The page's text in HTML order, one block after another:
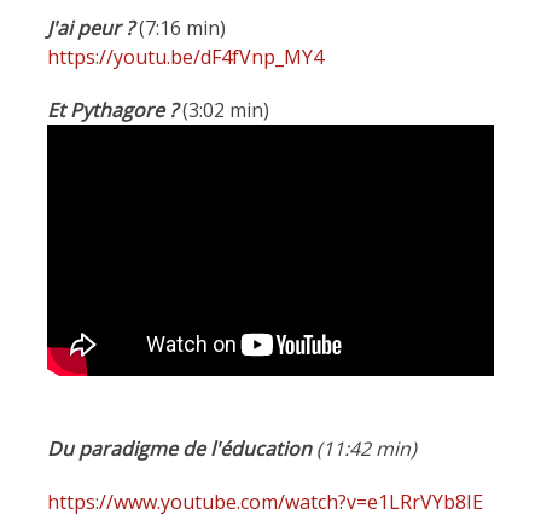
J'ai peur ?(7:16 min)
https://youtu.be/dF4fVnp_MY4
Et Pythagore ?(3:02 min)
Du paradigme de l'éducation(11:42 min)
https://www.youtube.com/watch?v=e1LRrVYb8IE